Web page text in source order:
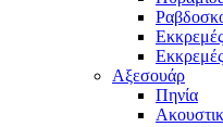
Εκκρεμές
Αξεσουάρ
Πηνία